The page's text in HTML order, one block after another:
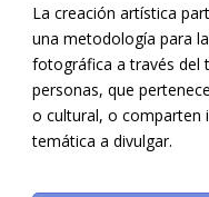
La creación artística
una metodología para
fotográfica a través del
personas, que
o cultural, o comparten
temática a divulgar.